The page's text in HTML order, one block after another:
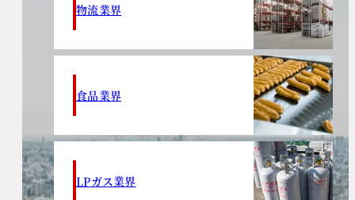
物流業界
食品業界
LPガス業界